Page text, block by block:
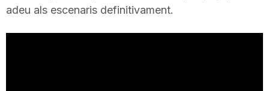
adeu als escenaris definitivament.